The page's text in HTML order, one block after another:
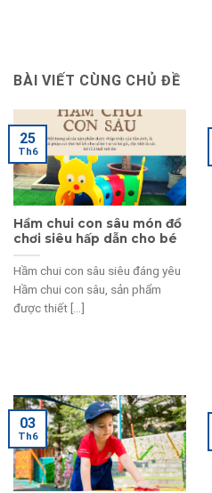
BÀI VIẾT CÙNG CHỦ ĐỀ
Hầm chui con sâu món đồ
chơi siêu hấp dẫn cho bé
Hầm chui con sâu siêu đáng yêu
Hầm chui con sâu, sản phẩm
được thiết [...]
25
Th6
03
Th6